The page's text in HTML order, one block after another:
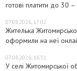
готові платити до 30 –
07.08.2026, 17:02
Жителька
оформили на неї
07.08.2026, 16:31
У селі Житомирської